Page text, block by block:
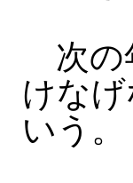
次の
けな
いう。